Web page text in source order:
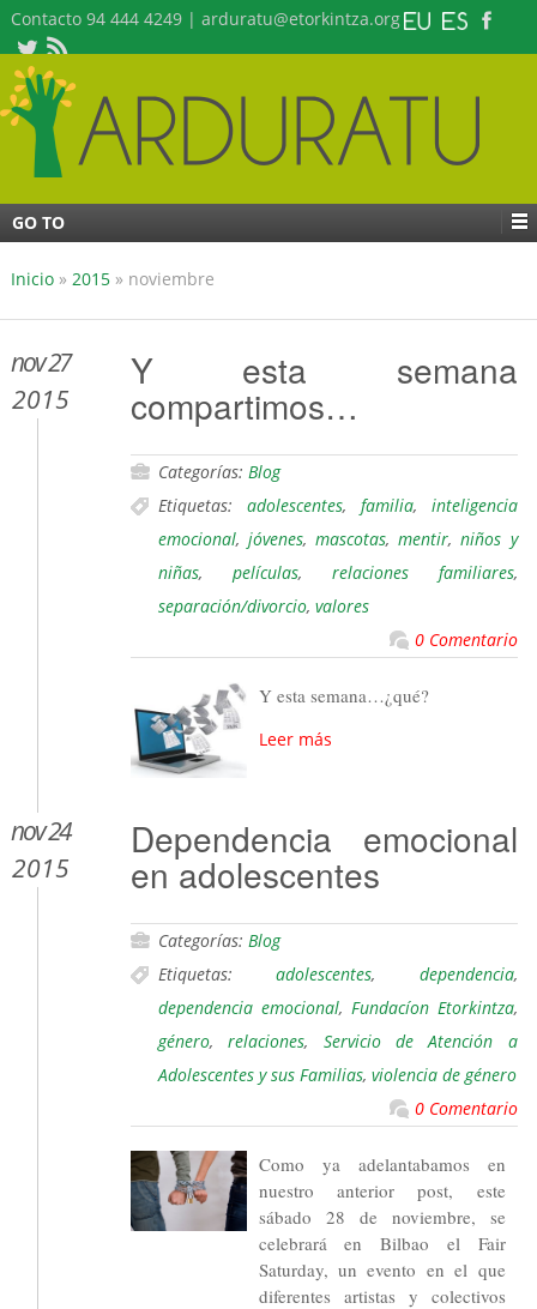
Contacto 94 444 4249 | arduratu@etorkintza.org
GO TO
Inicio» 2015» noviembre
nov 27
2015
Y esta semana
compartimos…
Categorías: Blog
Etiquetas: adolescentes, familia, inteligencia
emocional,jóvenes,mascotas,mentir,niños y
niñas, películas, relaciones familiares,
separación/divorcio, valores
0 Comentario
Y esta semana…¿qué?
Leer más
nov 24
2015
Dependencia emocional
en adolescentes
Categorías: Blog
Etiquetas:adolescentes, dependencia,
dependencia emocional, Fundacíon Etorkintza,
género,relaciones, Servicio de Atención a
Adolescentes y sus Familias, violencia de género
0 Comentario
Como ya adelantabamos en
nuestro anterior post, este
sábado 28 de noviembre, se
celebrará en Bilbao el Fair
Saturday, un evento en el que
diferentes artistas y colectivos